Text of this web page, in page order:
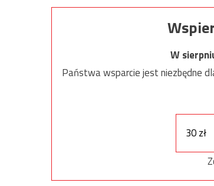
W
Państwa wsparcie jest niezbędne
30 zł